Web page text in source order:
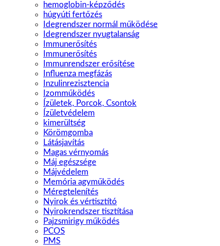
hemoglobin-képződés
húgyúti fertőzés
Idegrendszer normál műkö­dése
Idegrendszer nyugtalanság
Immunerősítés
Immunerősítés
Immunrendszer erősítése
Influenza megfázás
Inzulinrezisztencia
Izomműködés
Ízületek, Porcok, Csontok
Ízületvédelem
kimerültség
Körömgomba
Látásjavítás
Magas vérnyomás
Máj egészsége
Májvédelem
Memória agyműködés
Méregtelenítés
Nyirok és vértisztító
Nyirokrendszer tisztítása
Pajzsmirigy működés
PCOS
PMS